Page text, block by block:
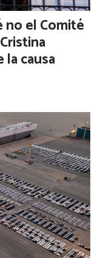
no el Comité
causa